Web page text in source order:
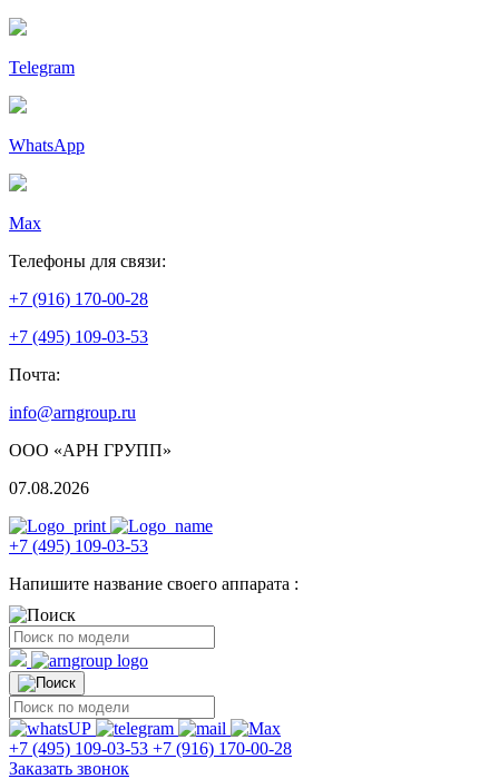
Telegram
WhatsApp
Max
Телефоны для связи:
+7 (916) 170-00-28
+7 (495) 109-03-53
Почта:
info@arngroup.ru
ООО «АРН ГРУПП»
07.08.2026
+7 (495) 109-03-53
Напишите название своего аппарата :
+7 (495) 109-03-53 +7 (916) 170-00-28
Заказать звонок